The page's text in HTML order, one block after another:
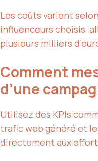
Les coûts varient
influenceurs choisis,
plusieurs milliers
Comment
d’une
Utilisez des KPIs
trafic web généré et
directement aux